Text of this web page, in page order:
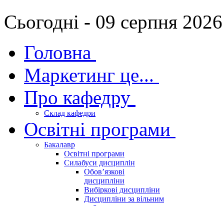
Сьогодні - 09 серпня
Головна
Маркетинг це...
Про кафедру
Склад кафедри
Освітні програми
Бакалавр
Освітні програми
Силабуси дисциплін
Обов’язкові
дисципліни
Вибіркові дисципліни
Дисципліни за вільним